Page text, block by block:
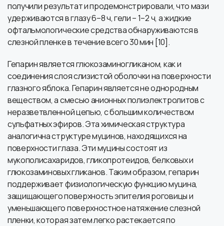
получили результат и продемонстрировали, что мази
удерживаются в глазу 6–8 ч, гели – 1–2 ч, а жидкие
офтальмологические средства обнаруживаются в
слезной пленке в течение всего 30 мин [10].
Гепарин является глюкозаминогликаном, как и
соединения слоя слизистой оболочки на поверхности
глазного яблока. Гепарин является не однородным
веществом, а смесью анионных полиэлектролитов с
неразветвленной цепью, с большим количеством
сульфатных эфиров. Эта химическая структура
аналогична структуре муцинов, находящихся на
поверхности глаза. Эти муцины состоят из
мукополисахаридов, гликопротеидов, белковых и
глюкозаминовых гликанов. Таким образом, гепарин
поддерживает физиологическую функцию муцина,
защищающего поверхность эпителия роговицы и
уменьшающего поверхностное натяжение слезной
пленки, которая затем легко растекается по